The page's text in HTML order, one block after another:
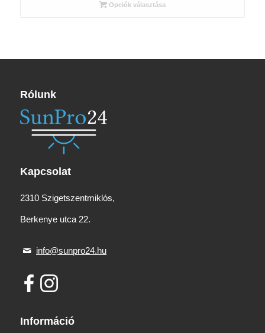
675 Ft
Opciók választása
Rólunk
Kapcsolat
2310 Szigetszentmiklós,
Berkenye utca 22.
info@sunpro24.hu
Információ